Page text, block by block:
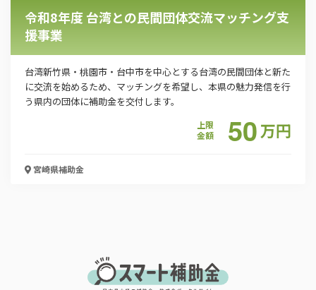
令和8年度 台湾との民間団体交流マッチング支
援事業
台湾新竹県・桃園市・台中市を中心とする台湾の民間団体と新た
に交流を始めるため、マッチングを希望し、本県の魅力発信を行
う県内の団体に補助金を交付します。
上限
金額
50万円
宮崎県補助金